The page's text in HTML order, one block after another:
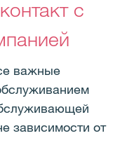
с
важные
зависимости от